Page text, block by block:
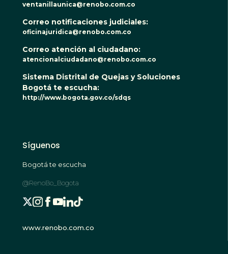
ventanillaunica@renobo.com.co
Correo notificaciones judiciales:
oficinajuridica@renobo.com.co
Correo atención al ciudadano:
atencionalciudadano@renobo.com.co
Sistema Distrital de Quejas y Soluciones
Bogotá te escucha:
http://www.bogota.gov.co/sdqs
Síguenos
Bogotá te escucha
@RenoBo_Bogota
www.renobo.com.co